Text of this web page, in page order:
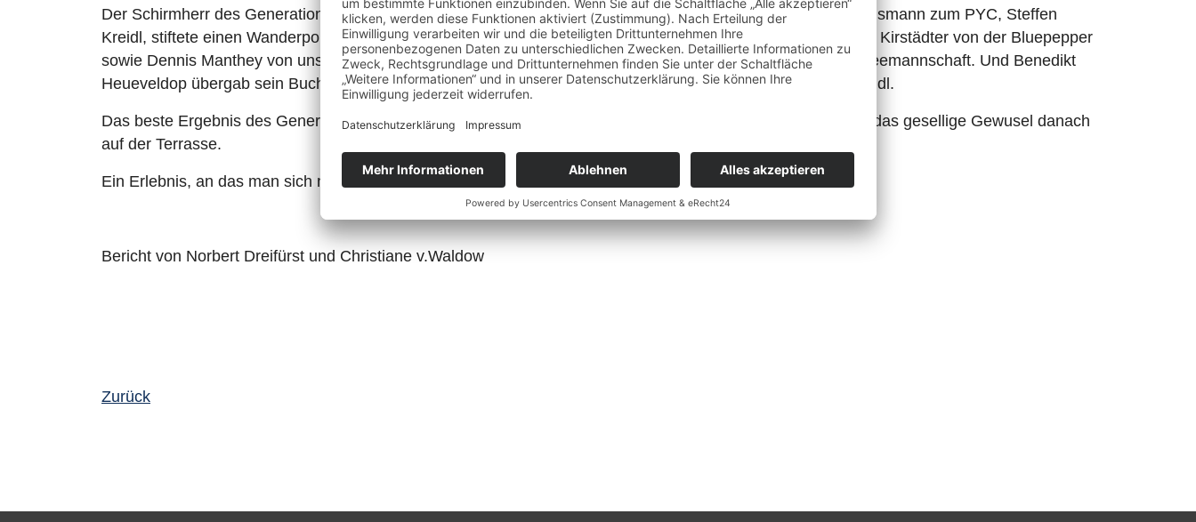
Der Schirmherr des Generationen-Cups, der ehemalige OStBtsm der Gorch Fock und langjährige Verbindungsmann zum PYC, Steffen
Kreidl, stiftete einen Wanderpokal, den er dem Sieger der Regatta, Rocky Schmidt, überreichte. Das Ehepaar Kirstädter von der Bluepepper
sowie Dennis Manthey von unserem Begleit-Motorboot Brummer erhielten Sonderpreise für ihre tatkräftige Seemannschaft. Und Benedikt
Heueveldop übergab sein Buch (2 Bände!) über die 60-jährige Partnerschaft PYC-Gorch Fock an Steffen Kreidl.
Das beste Ergebnis des Generationencups aber waren die vielen strahlenden Gesichter auf den Booten und das gesellige Gewusel danach
auf der Terrasse.
Ein Erlebnis, an das man sich noch lange erinnern wird - Die Ergebnisse gibt es HIER
Bericht von Norbert Dreifürst und Christiane v.Waldow
Zurück